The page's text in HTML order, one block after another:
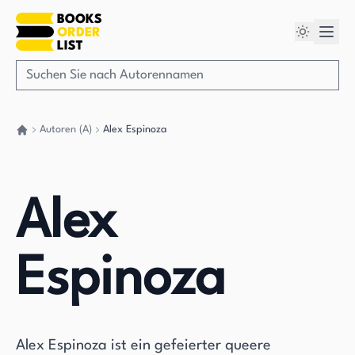
Autoren (A) Alex Espinoza
Alex
Espinoza
Alex Espinoza ist ein gefeierter queere